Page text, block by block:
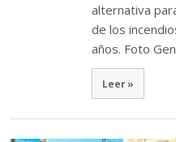
alternativa
de los
años. Foto
Leer »